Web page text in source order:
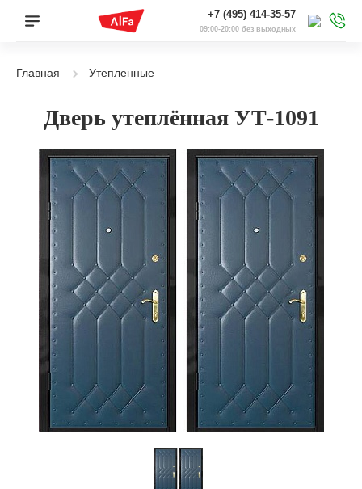
+7 (495) 414-35-57
09:00-20:00 без выходных
Главная Утепленные
Дверь утеплённая УТ-1091